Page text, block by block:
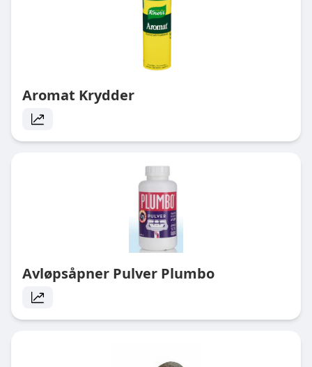
Aromat Krydder
Avløpsåpner Pulver Plumbo